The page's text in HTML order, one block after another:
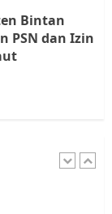
Bintan
PSN dan Izin